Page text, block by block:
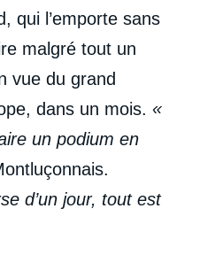
qui l’emporte sans
malgré tout un
vue du grand
dans un mois.«
un podium en
d’un jour, tout est